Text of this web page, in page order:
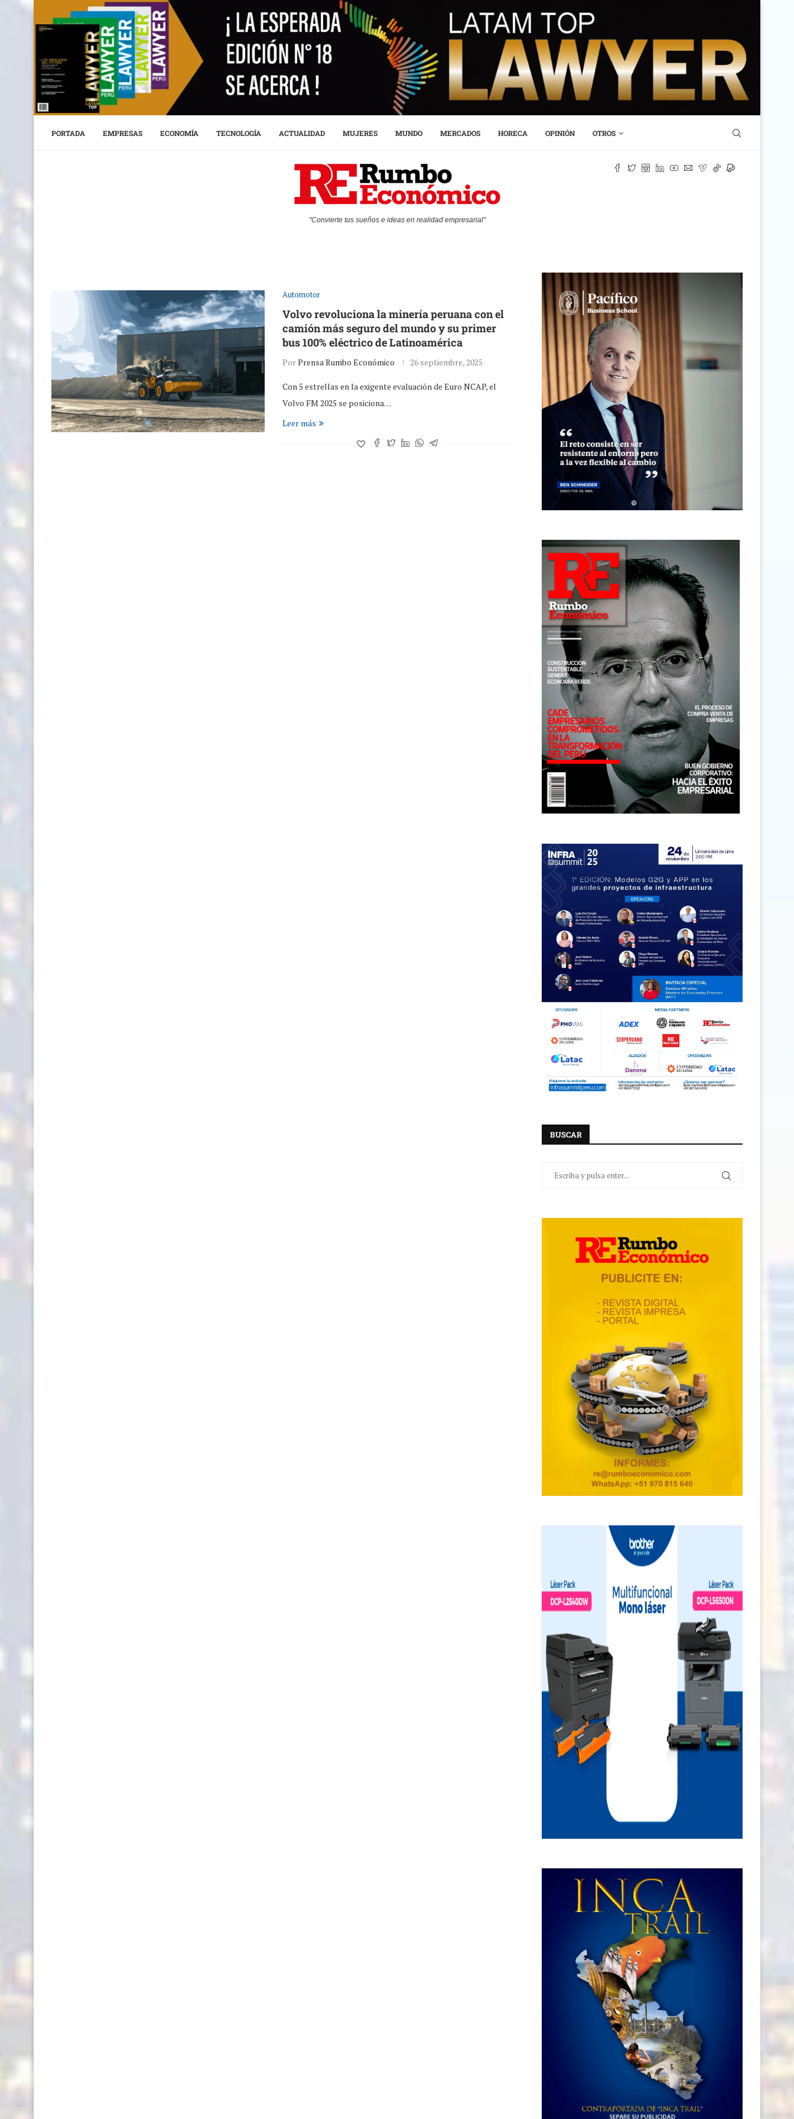
PORTADA EMPRESAS ECONOMÍA TECNOLOGÍA ACTUALIDAD MUJERES MUNDO MERCADOS HORECA OPINIÓN OTROS
"Convierte tus sueños e ideas en realidad empresarial"
Automotor
Volvo revoluciona la minería peruana con el
camión más seguro del mundo y su primer
bus 100% eléctrico de Latinoamérica
PorPrensa Rumbo Económico 26 septiembre, 2025
Con 5 estrellas en la exigente evaluación de Euro NCAP, el
Volvo FM 2025 se posiciona…
Leer más
BUSCAR